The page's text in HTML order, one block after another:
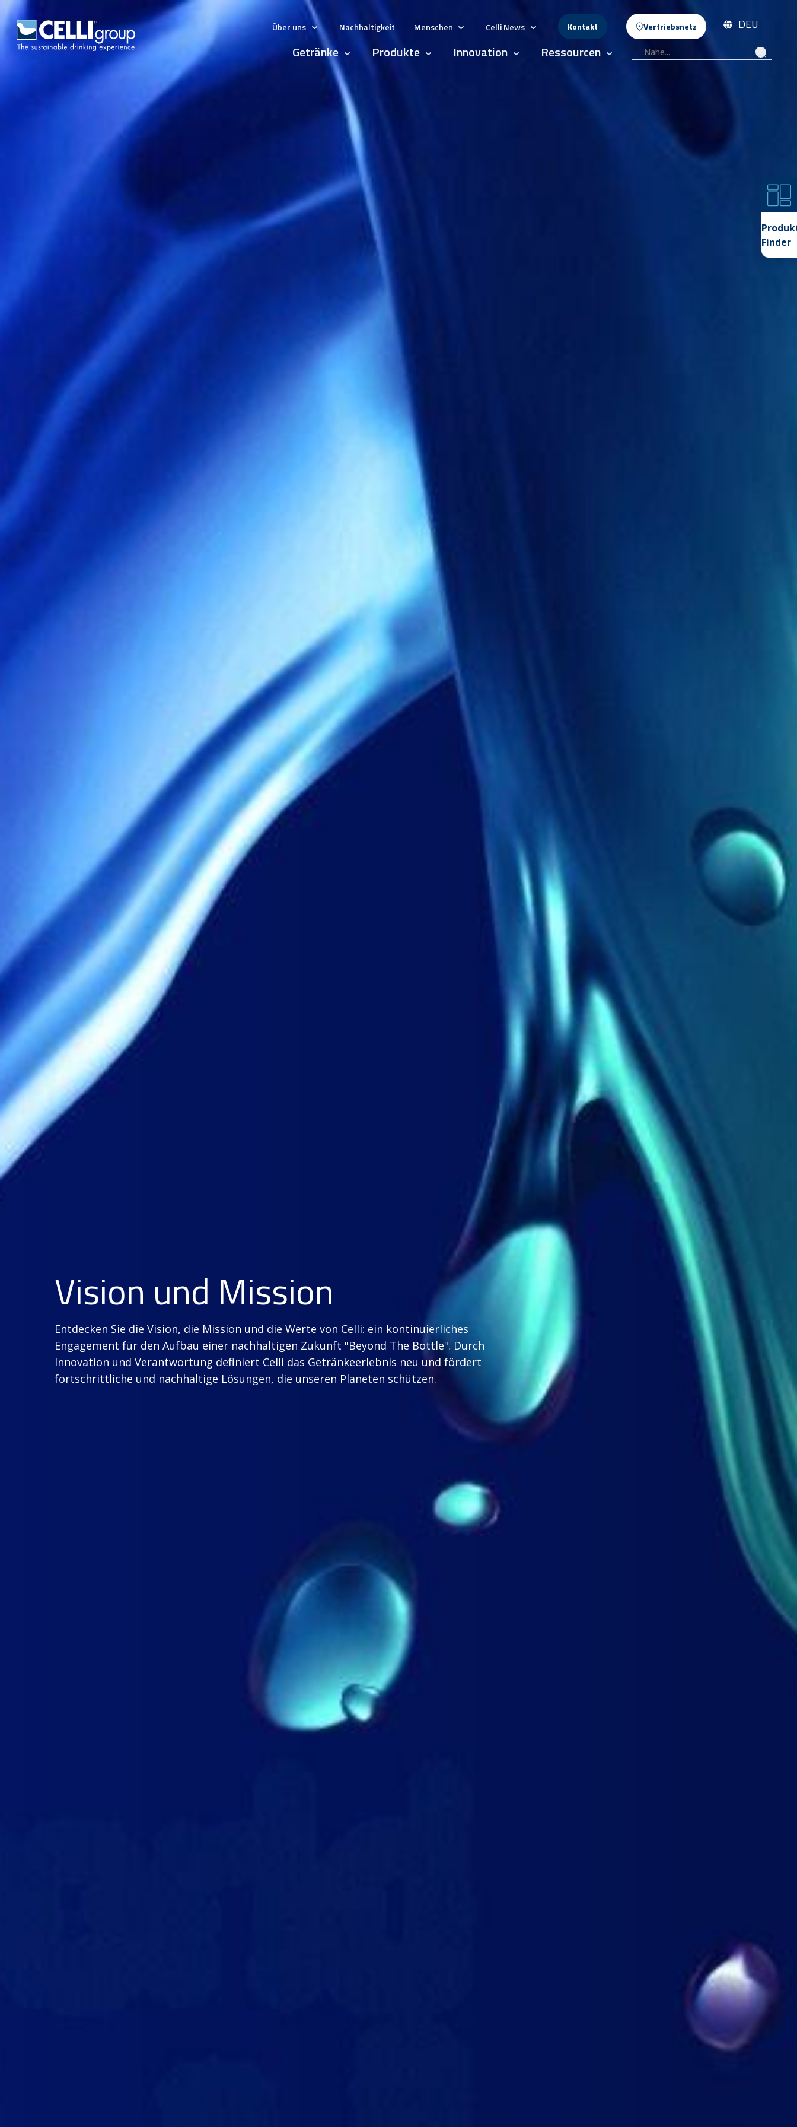
Über uns Show submenu for Über uns
Nachhaltigkeit Menschen Show submenu for Menschen
Celli News Show submenu for Celli News
Kontakt Vertriebsnetz DEU
Getränke Show submenu for Getränke
Produkte Show submenu for Produkte
Innovation Show submenu for Innovation
Ressourcen Show submenu for Ressourcen
Finder
Vision und Mission
Entdecken Sie die Vision, die Mission und die Werte von Celli: ein kontinuierliches
Engagement für den Aufbau einer nachhaltigen Zukunft "Beyond The Bottle". Durch
Innovation und Verantwortung definiert Celli das Getränkeerlebnis neu und fördert
fortschrittliche und nachhaltige Lösungen, die unseren Planeten schützen.